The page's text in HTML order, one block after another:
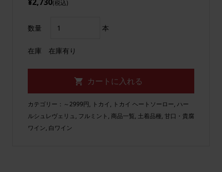
(税込)
数量 本
在庫 在庫有り
カテゴリー： ～2999円, トカイ, トカイ ヘートソーロー, ハー
ルシュレヴェリュ, フルミント , 商品一覧, 土着品種, 甘口・貴腐
ワイン, 白ワイン